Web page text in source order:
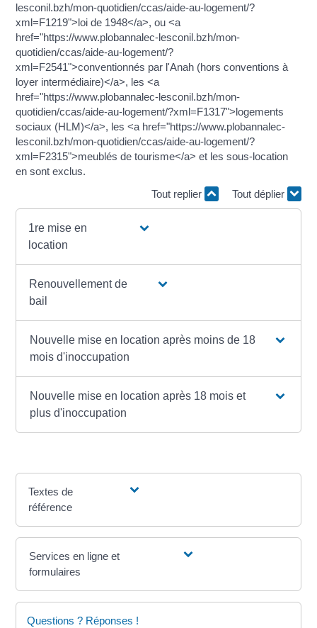
lesconil.bzh/mon-quotidien/ccas/aide-au-logement/?
xml=F1219">loi de 1948</a>, ou <a
href="https://www.plobannalec-lesconil.bzh/mon-
quotidien/ccas/aide-au-logement/?
xml=F2541">conventionnés par l'Anah (hors conventions à
loyer intermédiaire)</a>, les <a
href="https://www.plobannalec-lesconil.bzh/mon-
quotidien/ccas/aide-au-logement/?xml=F1317">logements
sociaux (HLM)</a>, les <a href="https://www.plobannalec-
lesconil.bzh/mon-quotidien/ccas/aide-au-logement/?
xml=F2315">meublés de tourisme</a> et les sous-location
en sont exclus.
Tout replier
Tout déplier
1re mise en
location
Renouvellement de
bail
Nouvelle mise en location après moins de 18
mois d'inoccupation
Nouvelle mise en location après 18 mois et
plus d'inoccupation
Textes de
référence
Services en ligne et
formulaires
Questions ? Réponses !